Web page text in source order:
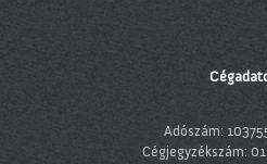
Adószám:
Cégjegyzékszám: